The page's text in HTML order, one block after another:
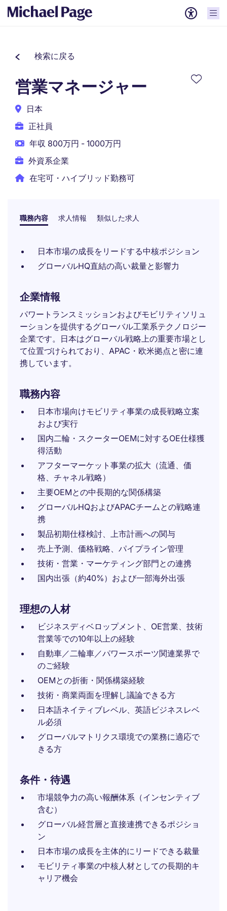
検索に戻る
営業マネージャー
日本
正社員
年収 800万円 - 1000万円
外資系企業
在宅可・ハイブリッド勤務可
職務内容 求人情報 類似した求人
日本市場の成長をリードする中核ポジション
グローバルHQ直結の高い裁量と影響力
企業情報
パワートランスミッションおよびモビリティソリュ
ーションを提供するグローバル工業系テクノロジー
企業です。日本はグローバル戦略上の重要市場とし
て位置づけられており、APAC・欧米拠点と密に連
携しています。
職務内容
日本市場向けモビリティ事業の成長戦略立案
および実行
国内二輪・スクーターOEMに対するOE仕様獲
得活動
アフターマーケット事業の拡大（流通、価
格、チャネル戦略）
主要OEMとの中長期的な関係構築
グローバルHQおよびAPACチームとの戦略連
携
製品初期仕様検討、上市計画への関与
売上予測、価格戦略、パイプライン管理
技術・営業・マーケティング部門との連携
国内出張（約40%）および一部海外出張
理想の人材
ビジネスディベロップメント、OE営業、技術
営業等での10年以上の経験
自動車／二輪車／パワースポーツ関連業界で
のご経験
OEMとの折衝・関係構築経験
技術・商業両面を理解し議論できる方
日本語ネイティブレベル、英語ビジネスレベ
ル必須
グローバルマトリクス環境での業務に適応で
きる方
条件・待遇
市場競争力の高い報酬体系（インセンティブ
含む）
グローバル経営層と直接連携できるポジショ
ン
日本市場の成長を主体的にリードできる裁量
モビリティ事業の中核人材としての長期的キ
ャリア機会